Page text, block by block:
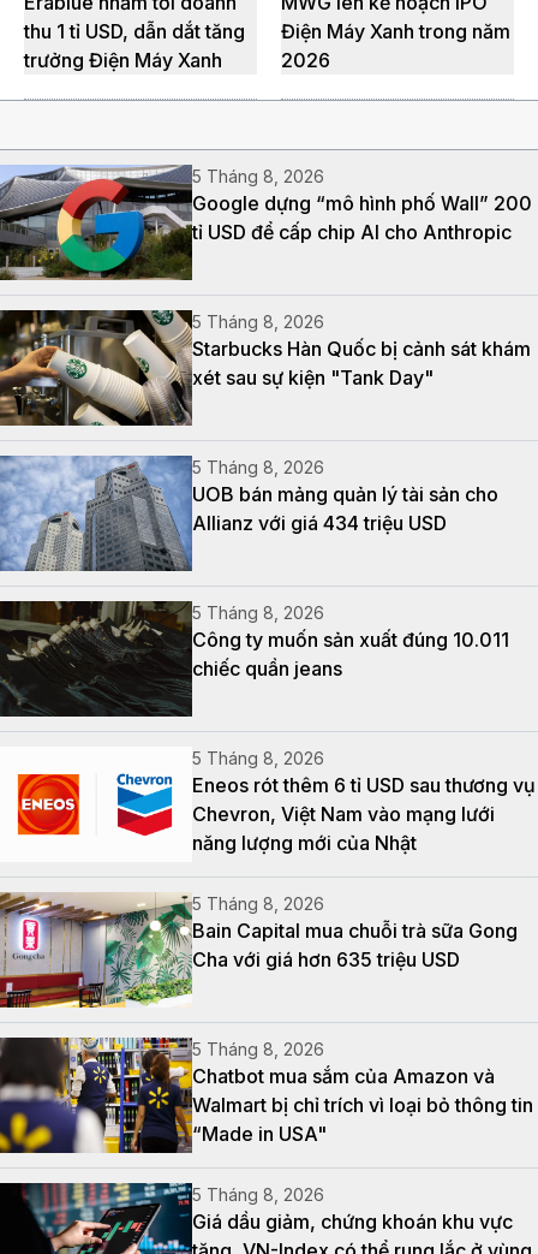
thu 1 tỉ USD, dẫn dắt tăng
trưởng Điện Máy Xanh
Điện Máy Xanh trong năm
2026
5 Tháng 8, 2026
Google dựng “mô hình phố Wall” 200
tỉ USD để cấp chip AI cho Anthropic
5 Tháng 8, 2026
Starbucks Hàn Quốc bị cảnh sát khám
xét sau sự kiện "Tank Day"
5 Tháng 8, 2026
UOB bán mảng quản lý tài sản cho
Allianz với giá 434 triệu USD
5 Tháng 8, 2026
Công ty muốn sản xuất đúng 10.011
chiếc quần jeans
5 Tháng 8, 2026
Eneos rót thêm 6 tỉ USD sau thương vụ
Chevron, Việt Nam vào mạng lưới
năng lượng mới của Nhật
5 Tháng 8, 2026
Bain Capital mua chuỗi trà sữa Gong
Cha với giá hơn 635 triệu USD
5 Tháng 8, 2026
Chatbot mua sắm của Amazon và
Walmart bị chỉ trích vì loại bỏ thông tin
“Made in USA"
5 Tháng 8, 2026
Giá dầu giảm, chứng khoán khu vực